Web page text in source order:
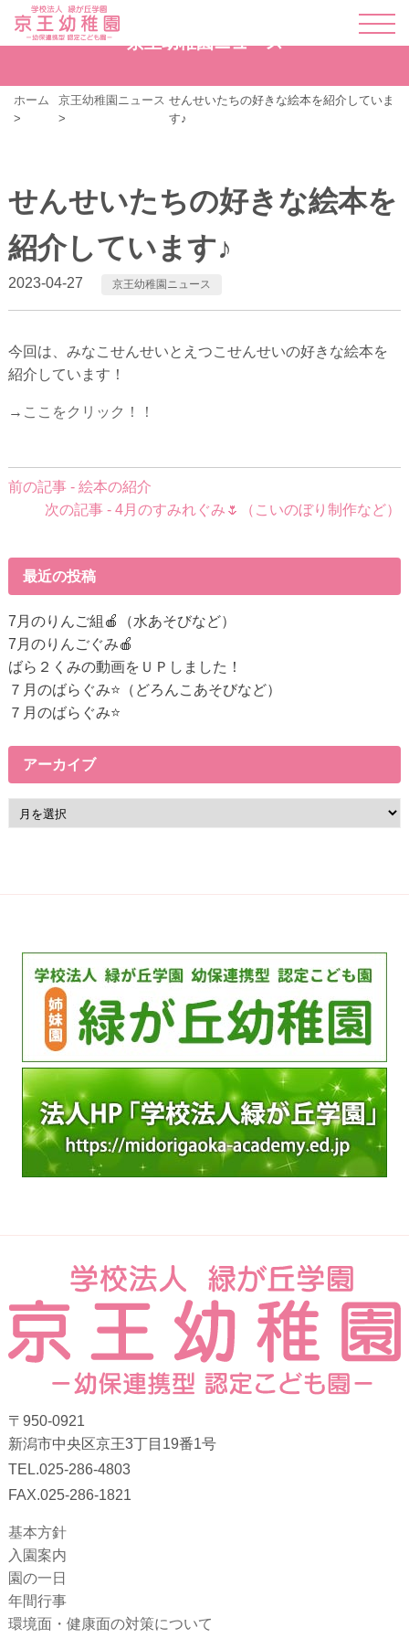
京王幼稚園ニュース
ホーム 京王幼稚園ニュース せんせいたちの好きな絵本を紹介していま
す♪
せんせいたちの好きな絵本を
紹介しています♪
2023-04-27 京王幼稚園ニュース
今回は、みなこせんせいとえつこせんせいの好きな絵本を
紹介しています！
→ ここをクリック！！
前
へ
の
リ
ン
ク
前の記事 - 絵本の紹介
次の記事 - 4月のすみれぐみ🌷（こいのぼり制作など）
最近の投稿
7月のりんご組🍎（水あそびなど）
7月のりんごぐみ🍎
ばら２くみの動画をＵＰしました！
７月のばらぐみ⭐（どろんこあそびなど）
７月のばらぐみ⭐
アーカイブ
ー
ブ
〒950-0921
新潟市中央区京王3丁目19番1号
TEL.025-286-4803
FAX.025-286-1821
基本方針
入園案内
園の一日
年間行事
環境面・健康面の対策について